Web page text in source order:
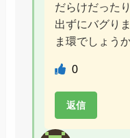
だらけだった
出ずにバグり
ま環でしょう
0
返信